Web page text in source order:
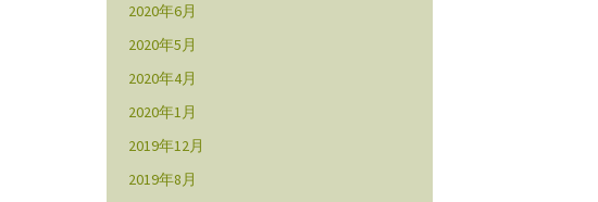
2020年6月
2020年5月
2020年4月
2020年1月
2019年12月
2019年8月